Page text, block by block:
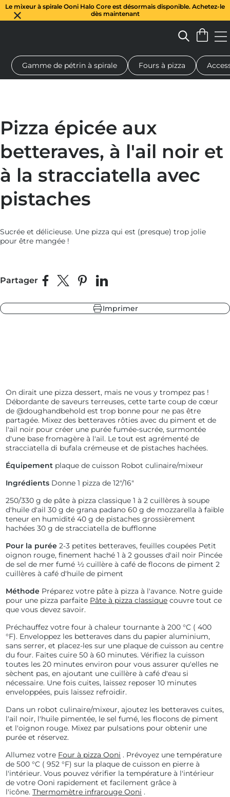
Le mixeur à spirale Ooni Halo Core est désormais disponible. Achetez-le
dès maintenant
ardoise
à pizza au feu de bois Pétrin à pâte Cadeaux Planches de
Gamme de pétrin à spirale Fours à pizza
Pizza épicée aux
betteraves, à l'ail noir et
à la stracciatella avec
pistaches
Sucrée et délicieuse. Une pizza qui est (presque) trop jolie
pour être mangée !
Partager Partager sur Facebook
Partager sur X
Épingler sur Pinterest
Partager sur LinkedIn
Imprimer
On dirait une pizza dessert, mais ne vous y trompez pas !
Débordante de saveurs terreuses, cette tarte coup de cœur
de @doughandbehold est trop bonne pour ne pas être
partagée. Mixez des betteraves rôties avec du piment et de
l'ail noir pour créer une purée fumée-sucrée, surmontée
d'une base fromagère à l'ail. Le tout est agrémenté de
stracciatella di bufala crémeuse et de pistaches hachées.
Équipement plaque de cuisson Robot culinaire/mixeur
Ingrédients Donne 1 pizza de 12"/16"
250/330 g de pâte à pizza classique 1 à 2 cuillères à soupe
d'huile d'ail 30 g de grana padano 60 g de mozzarella à faible
teneur en humidité 40 g de pistaches grossièrement
hachées 30 g de stracciatella de bufflonne
Pour la purée 2-3 petites betteraves, feuilles coupées Petit
oignon rouge, finement haché 1 à 2 gousses d'ail noir Pincée
de sel de mer fumé ½ cuillère à café de flocons de piment 2
cuillères à café d'huile de piment
Méthode Préparez votre pâte à pizza à l'avance. Notre guide
pour une pizza parfaite Pâte à pizza classique couvre tout ce
que vous devez savoir.
Préchauffez votre four à chaleur tournante à200 °C ( 400
°F). Enveloppez les betteraves dans du papier aluminium,
sans serrer, et placez-les sur une plaque de cuisson au centre
du four. Faites cuire 50 à 60 minutes. Vérifiez la cuisson
toutes les 20 minutes environ pour vous assurer qu'elles ne
sèchent pas, en ajoutant une cuillère à café d'eau si
nécessaire. Une fois cuites, laissez reposer 10 minutes
enveloppées, puis laissez refroidir.
Dans un robot culinaire/mixeur, ajoutez les betteraves cuites,
l'ail noir, l'huile pimentée, le sel fumé, les flocons de piment
et l'oignon rouge. Mixez par pulsations pour obtenir une
purée et réservez.
Allumez votre Four à pizza Ooni . Prévoyez une température
de500 °C ( 952 °F) sur la plaque de cuisson en pierre à
l'intérieur. Vous pouvez vérifier la température à l'intérieur
de votre Ooni rapidement et facilement grâce à
l'icône. Thermomètre infrarouge Ooni .